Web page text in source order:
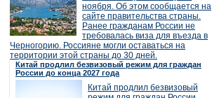
ноября. Об этом сообщается на
сайте правительства страны.
Ранее гражданам России не
требовалась виза для въезда в
Черногорию. Россияне могли оставаться на
территории этой страны до 30 дней.
Китай продлил безвизовый режим для граждан
России до конца 2027 года
Китай продлил безвизовый